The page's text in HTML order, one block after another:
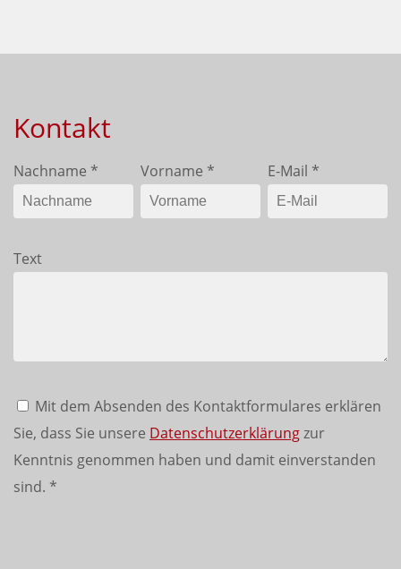
Kontakt
Nachname * Vorname * E-Mail *
Text
Mit dem Absenden des Kontaktformulares erklären
Sie, dass Sie unsere Datenschutzerklärungzur
Kenntnis genommen haben und damit einverstanden
sind. *